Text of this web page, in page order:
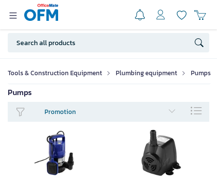
Tools & Construction Equipment Plumbing equipment Pumps
Pumps
Promotion